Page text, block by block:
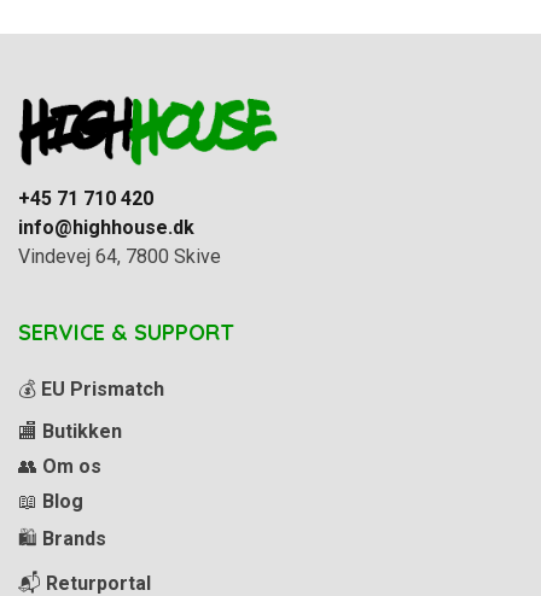
+45 71 710 420
info@highhouse.dk
Vindevej 64, 7800 Skive
SERVICE & SUPPORT
💰 EU Prismatch
🏬 Butikken
👥 Om os
📖 Blog
🛍️ Brands
📬 Returportal